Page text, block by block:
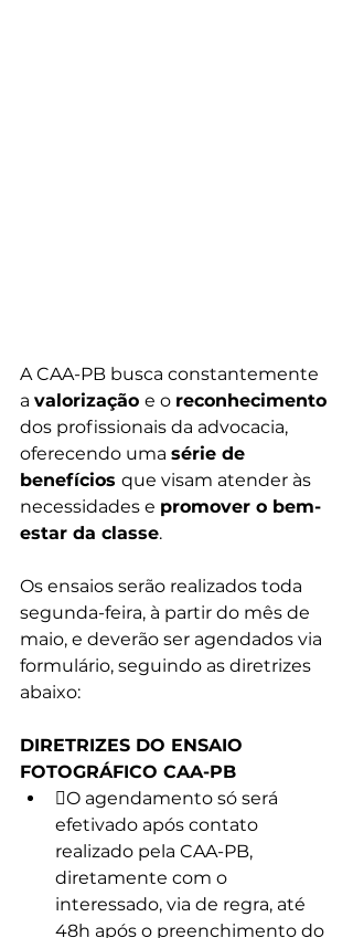
A CAA-PB busca constantemente
a valorização e o reconhecimento
dos profissionais da advocacia,
oferecendo uma série de
benefícios que visam atender às
necessidades e promover o bem-
estar da classe.
Os ensaios serão realizados toda
segunda-feira, à partir do mês de
maio, e deverão ser agendados via
formulário, seguindo as diretrizes
abaixo:
DIRETRIZES DO ENSAIO
FOTOGRÁFICO CAA-PB
O agendamento só será
efetivado após contato
realizado pela CAA-PB,
diretamente com o
interessado, via de regra, até
48h após o preenchimento do